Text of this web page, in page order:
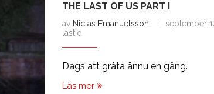
THE LAST OF US PART I
av Niclas Emanuelsson september
lästid
Dags att gråta ännu en gång.
Läs mer